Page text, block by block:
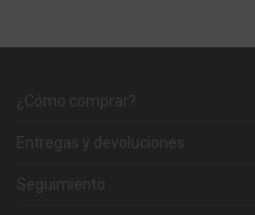
¿Cómo comprar?
Entregas y devoluciones
Seguimiento